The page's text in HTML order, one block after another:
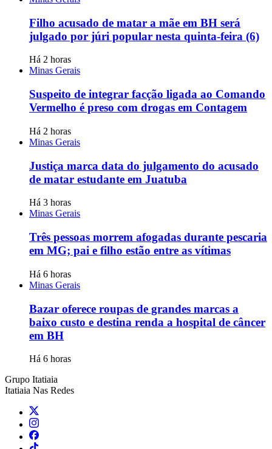
Filho acusado de matar a mãe em BH será
julgado por júri popular nesta quinta-feira (6)
Há 2 horas
Minas Gerais
Suspeito de integrar facção ligada ao Comando
Vermelho é preso com drogas em Contagem
Há 2 horas
Minas Gerais
Justiça marca data do julgamento do acusado
de matar estudante em Juatuba
Há 3 horas
Minas Gerais
Três pessoas morrem afogadas durante pescaria
em MG; pai e filho estão entre as vítimas
Há 6 horas
Minas Gerais
Bazar oferece roupas de grandes marcas a
baixo custo e destina renda a hospital de câncer
em BH
Há 6 horas
Grupo Itatiaia
Itatiaia Nas Redes